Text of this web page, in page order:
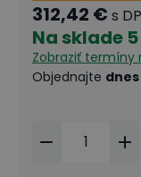
312,42 € s
Na sklade
Zobraziť termíny
Objednajte dnes